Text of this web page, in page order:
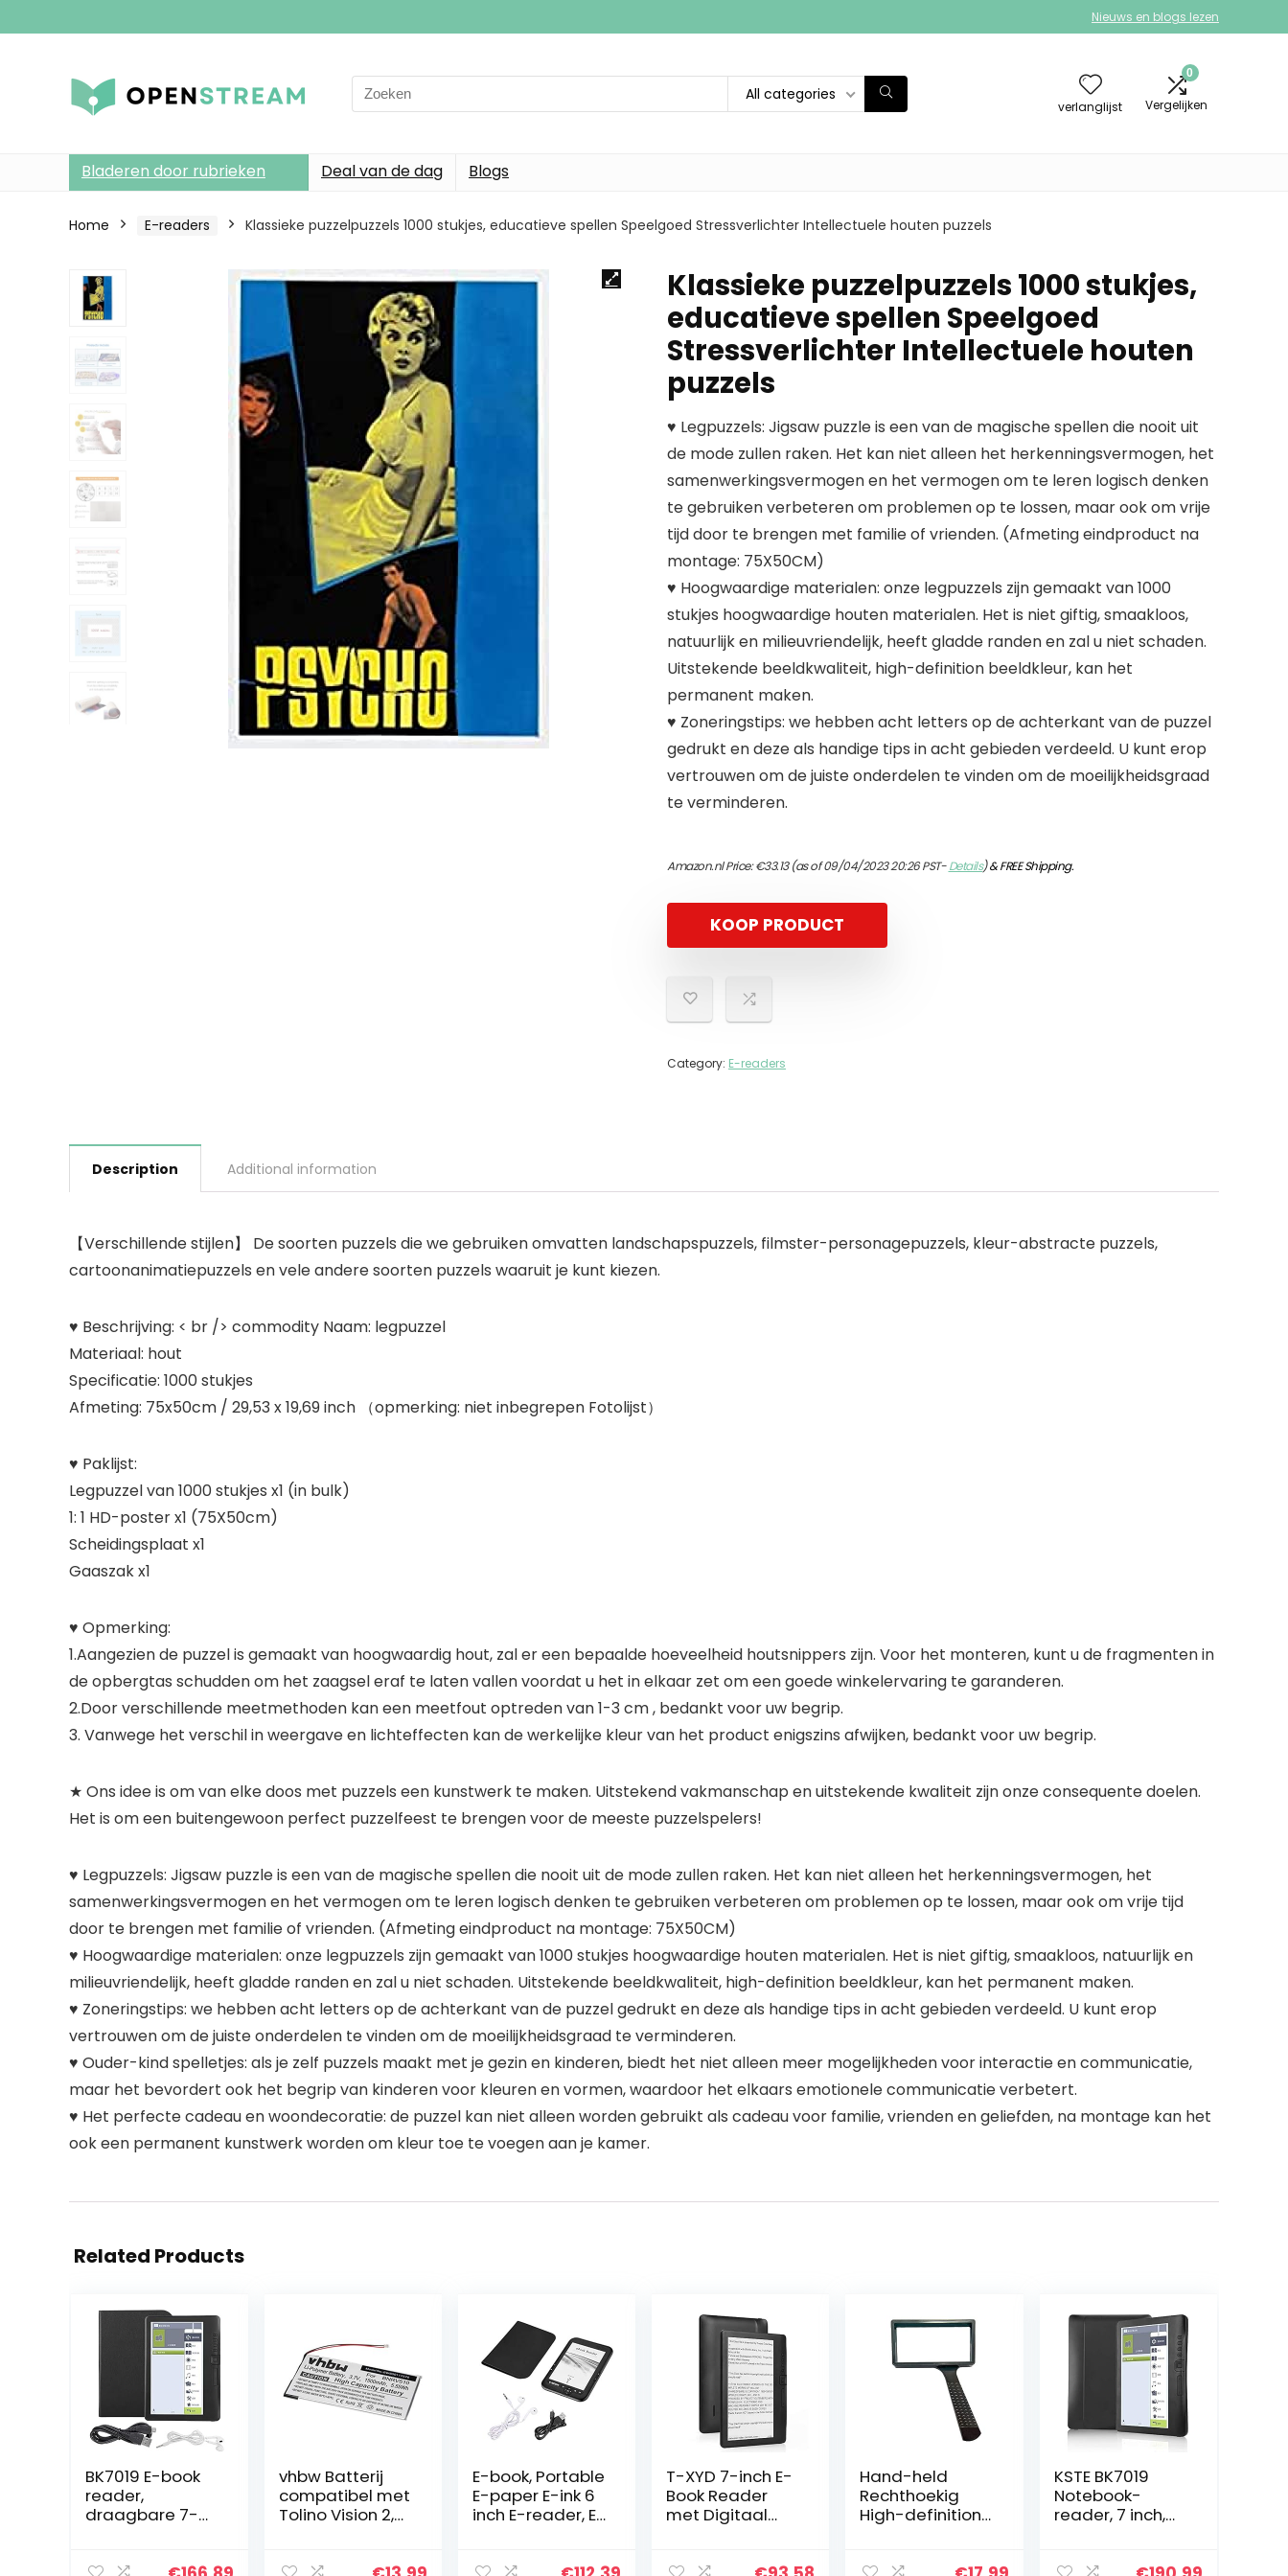
Nieuws en blogs lezen
Search
for:
All categories
verlanglijst
0
Vergelijken
Bladeren door rubrieken Deal van de dag Blogs
Home E-readers Klassieke puzzelpuzzels 1000 stukjes, educatieve spellen Speelgoed Stressverlichter Intellectuele houten puzzels
Klassieke puzzelpuzzels 1000 stukjes,
educatieve spellen Speelgoed
Stressverlichter Intellectuele houten
puzzels
♥ Legpuzzels: Jigsaw puzzle is een van de magische spellen die nooit uit
de mode zullen raken. Het kan niet alleen het herkenningsvermogen, het
samenwerkingsvermogen en het vermogen om te leren logisch denken
te gebruiken verbeteren om problemen op te lossen, maar ook om vrije
tijd door te brengen met familie of vrienden. (Afmeting eindproduct na
montage: 75X50CM)
♥ Hoogwaardige materialen: onze legpuzzels zijn gemaakt van 1000
stukjes hoogwaardige houten materialen. Het is niet giftig, smaakloos,
natuurlijk en milieuvriendelijk, heeft gladde randen en zal u niet schaden.
Uitstekende beeldkwaliteit, high-definition beeldkleur, kan het
permanent maken.
♥ Zoneringstips: we hebben acht letters op de achterkant van de puzzel
gedrukt en deze als handige tips in acht gebieden verdeeld. U kunt erop
vertrouwen om de juiste onderdelen te vinden om de moeilijkheidsgraad
te verminderen.
Amazon.nl Price:€33.13(as of 09/04/2023 20:26 PST-Details)&FREE Shipping.
KOOP PRODUCT
Category: E-readers
Description Additional information
【Verschillende stijlen】 De soorten puzzels die we gebruiken omvatten landschapspuzzels, filmster-personagepuzzels, kleur-abstracte puzzels,
cartoonanimatiepuzzels en vele andere soorten puzzels waaruit je kunt kiezen.
♥ Beschrijving: < br /> commodity Naam: legpuzzel
Materiaal: hout
Specificatie: 1000 stukjes
Afmeting: 75x50cm / 29,53 x 19,69 inch （opmerking: niet inbegrepen Fotolijst）
♥ Paklijst:
Legpuzzel van 1000 stukjes x1 (in bulk)
1: 1 HD-poster x1 (75X50cm)
Scheidingsplaat x1
Gaaszak x1
♥ Opmerking:
1.Aangezien de puzzel is gemaakt van hoogwaardig hout, zal er een bepaalde hoeveelheid houtsnippers zijn. Voor het monteren, kunt u de fragmenten in
de opbergtas schudden om het zaagsel eraf te laten vallen voordat u het in elkaar zet om een ​​goede winkelervaring te garanderen.
2.Door verschillende meetmethoden kan een meetfout optreden van 1-3 cm , bedankt voor uw begrip.
3. Vanwege het verschil in weergave en lichteffecten kan de werkelijke kleur van het product enigszins afwijken, bedankt voor uw begrip.
★ Ons idee is om van elke doos met puzzels een kunstwerk te maken. Uitstekend vakmanschap en uitstekende kwaliteit zijn onze consequente doelen.
Het is om een ​​buitengewoon perfect puzzelfeest te brengen voor de meeste puzzelspelers!
♥ Legpuzzels: Jigsaw puzzle is een van de magische spellen die nooit uit de mode zullen raken. Het kan niet alleen het herkenningsvermogen, het
samenwerkingsvermogen en het vermogen om te leren logisch denken te gebruiken verbeteren om problemen op te lossen, maar ook om vrije tijd
door te brengen met familie of vrienden. (Afmeting eindproduct na montage: 75X50CM)
♥ Hoogwaardige materialen: onze legpuzzels zijn gemaakt van 1000 stukjes hoogwaardige houten materialen. Het is niet giftig, smaakloos, natuurlijk en
milieuvriendelijk, heeft gladde randen en zal u niet schaden. Uitstekende beeldkwaliteit, high-definition beeldkleur, kan het permanent maken.
♥ Zoneringstips: we hebben acht letters op de achterkant van de puzzel gedrukt en deze als handige tips in acht gebieden verdeeld. U kunt erop
vertrouwen om de juiste onderdelen te vinden om de moeilijkheidsgraad te verminderen.
♥ Ouder-kind spelletjes: als je zelf puzzels maakt met je gezin en kinderen, biedt het niet alleen meer mogelijkheden voor interactie en communicatie,
maar het bevordert ook het begrip van kinderen voor kleuren en vormen, waardoor het elkaars emotionele communicatie verbetert.
♥ Het perfecte cadeau en woondecoratie: de puzzel kan niet alleen worden gebruikt als cadeau voor familie, vrienden en geliefden, na montage kan het
ook een permanent kunstwerk worden om kleur toe te voegen aan je kamer.
Related Products
BK7019 E-book
reader,
draagbare 7-
vhbw Batterij
compatibel met
Tolino Vision 2,
E-book, Portable
E-paper E-ink 6
inch E-reader, E-
T-XYD 7-inch E-
Book Reader
met Digitaal
Hand-held
Rechthoekig
High-definition
KSTE BK7019
Notebook-
reader, 7 inch,